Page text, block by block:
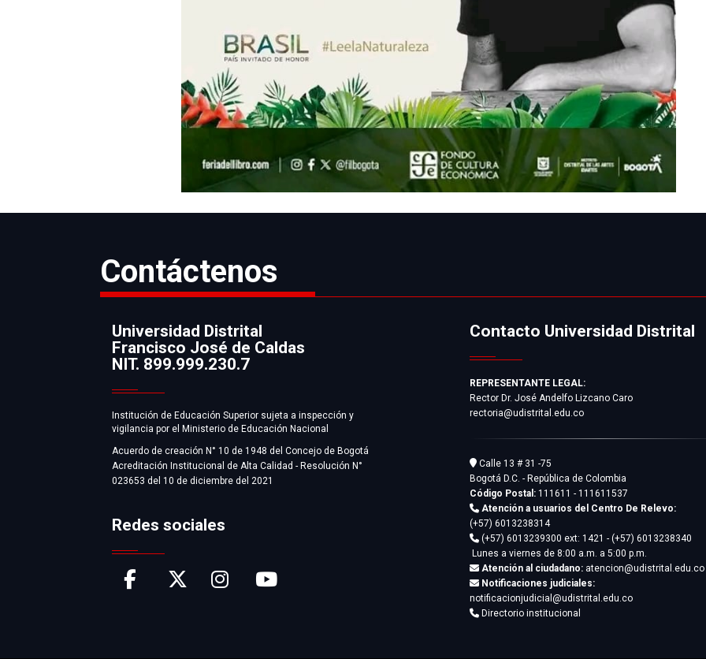
Contáctenos
Información
Universidad Distrital
Francisco José de Caldas
NIT. 899.999.230.7
Institución de Educación Superior sujeta a inspección y
vigilancia por el Ministerio de Educación Nacional
Acuerdo de creación N° 10 de 1948 del Concejo de Bogotá
Acreditación Institucional de Alta Calidad - Resolución N°
023653 del 10 de diciembre del 2021
Redes sociales
Contacto Universidad Distrital
REPRESENTANTE LEGAL:
Rector Dr. José Andelfo Lizcano Caro
rectoria@udistrital.edu.co
Calle 13 # 31 -75
Bogotá D.C. - República de Colombia
Código Postal: 111611 - 111611537
Atención a usuarios del Centro De Relevo:
(+57) 6013238314
(+57) 6013239300ext: 1421 - (+57) 6013238340
Lunes a viernes de 8:00 a.m. a 5:00 p.m.
Atención al ciudadano: atencion@udistrital.edu.co
Notificaciones judiciales:
notificacionjudicial@udistrital.edu.co
Directorio institucional